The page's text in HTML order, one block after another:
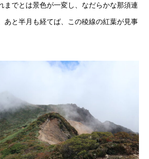
までとは景色が一変し、なだらかな那須連
あと半月も経てば、この稜線の紅葉が見事